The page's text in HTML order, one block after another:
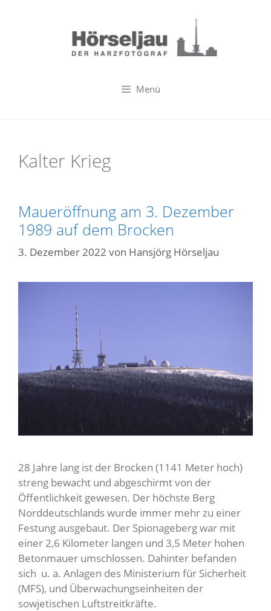
Menü
Kalter Krieg
Maueröffnung am 3. Dezember
1989 auf dem Brocken
3. Dezember 2022 von Hansjörg Hörseljau
28 Jahre lang ist der Brocken (1141 Meter hoch)
streng bewacht und abgeschirmt von der
Öffentlichkeit gewesen. Der höchste Berg
Norddeutschlands wurde immer mehr zu einer
Festung ausgebaut. Der Spionageberg war mit
einer 2,6 Kilometer langen und 3,5 Meter hohen
Betonmauer umschlossen. Dahinter befanden
sich u. a. Anlagen des Ministerium für Sicherheit
(MFS), und Überwachungseinheiten der
sowjetischen Luftstreitkräfte.